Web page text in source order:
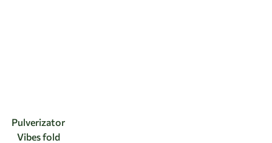
Pulverizator
Vibes fold